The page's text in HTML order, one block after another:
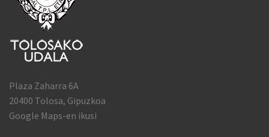
Plaza Zaharra 6A
20400 Tolosa, Gipuzkoa
Google Maps-en ikusi